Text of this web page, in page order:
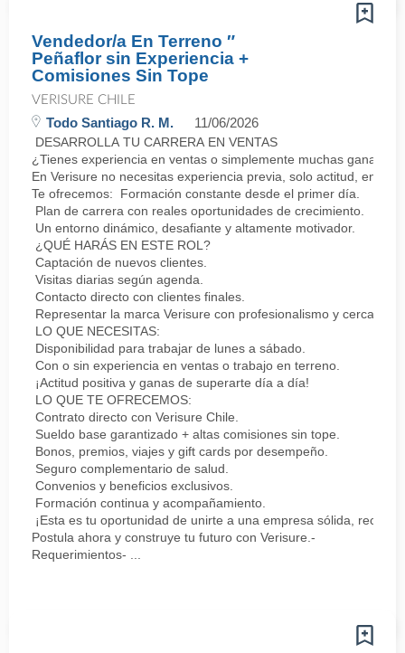
Vendedor/a En Terreno ″
Peñaflor sin Experiencia +
Comisiones Sin Tope
VERISURE CHILE
Todo Santiago R. M. 11/06/2026
DESARROLLA TU CARRERA EN VENTAS
¿Tienes experiencia en ventas o simplemente muchas ganas
En Verisure no necesitas experiencia previa, solo actitud,
Te ofrecemos: Formación constante desde el primer día.
Plan de carrera con reales oportunidades de crecimiento.
Un entorno dinámico, desafiante y altamente motivador.
¿QUÉ HARÁS EN ESTE ROL?
Captación de nuevos clientes.
Visitas diarias según agenda.
Contacto directo con clientes finales.
Representar la marca Verisure con profesionalismo y cercanía.
LO QUE NECESITAS:
Disponibilidad para trabajar de lunes a sábado.
Con o sin experiencia en ventas o trabajo en terreno.
¡Actitud positiva y ganas de superarte día a día!
LO QUE TE OFRECEMOS:
Contrato directo con Verisure Chile.
Sueldo base garantizado + altas comisiones sin tope.
Bonos, premios, viajes y gift cards por desempeño.
Seguro complementario de salud.
Convenios y beneficios exclusivos.
Formación continua y acompañamiento.
¡Esta es tu oportunidad de unirte a una empresa sólida,
Postula ahora y construye tu futuro con Verisure.-
Requerimientos- ...